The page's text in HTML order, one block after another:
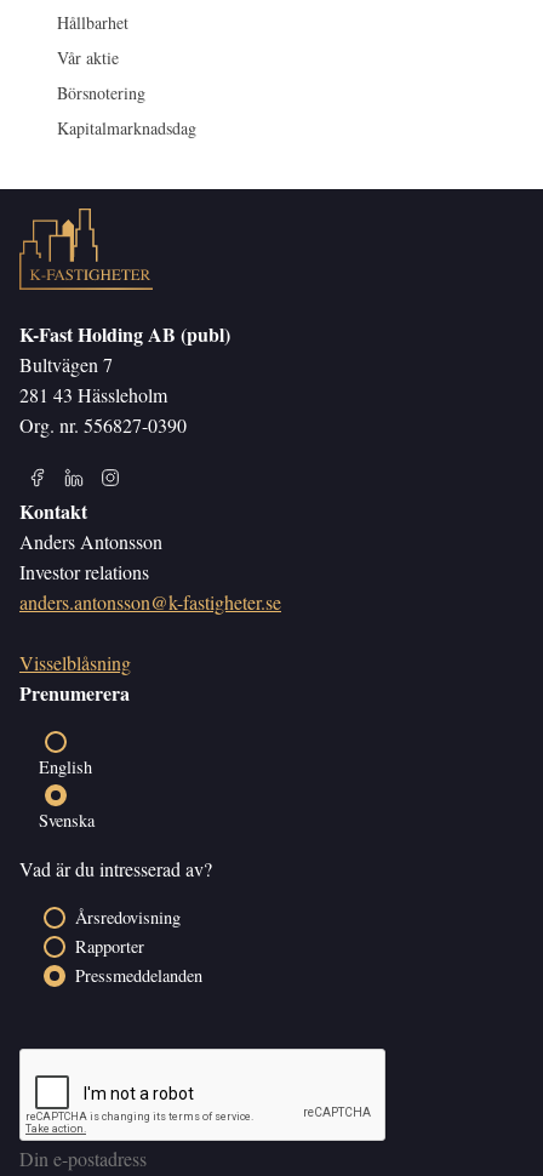
Hållbarhet
Vår aktie
Börsnotering
Kapitalmarknadsdag
K-Fast Holding AB (publ)
Bultvägen 7
281 43 Hässleholm
Org. nr. 556827-0390
Kontakt
Anders Antonsson
Investor relations
anders.antonsson@k-fastigheter.se
Visselblåsning
Prenumerera
English
Svenska
Vad är du intresserad av?
Årsredovisning
Rapporter
Pressmeddelanden